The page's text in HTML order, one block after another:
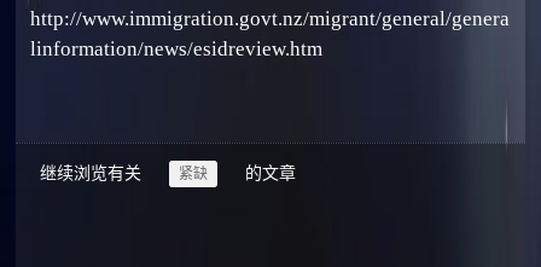
http://www.immigration.govt.nz/migrant/general/genera
linformation/news/esidreview.htm
继续浏览有关 紧缺 的文章